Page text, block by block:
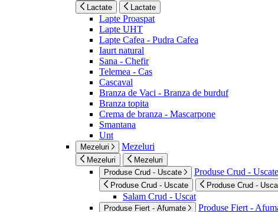
Lactate Lactate
Lapte Proaspat
Lapte UHT
Lapte Cafea - Pudra Cafea
Iaurt natural
Sana - Chefir
Telemea - Cas
Cascaval
Branza de Vaci - Branza de burduf
Branza topita
Crema de branza - Mascarpone
Smantana
Unt
Mezeluri Mezeluri
Mezeluri
Mezeluri
Produse Crud - Uscate
Produse Crud - Uscate
Produse Crud - Uscate Produse Crud -
Salam Crud - Uscat
Produse Fiert - Afumate Produse Fiert -